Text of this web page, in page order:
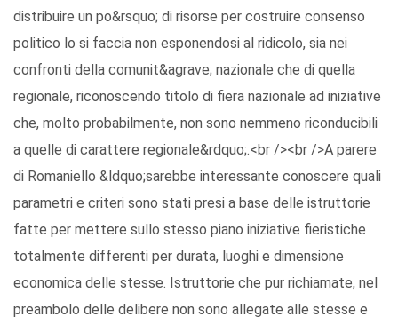
distribuire un po&rsquo; di risorse per costruire consenso
politico lo si faccia non esponendosi al ridicolo, sia nei
confronti della comunit&agrave; nazionale che di quella
regionale, riconoscendo titolo di fiera nazionale ad iniziative
che, molto probabilmente, non sono nemmeno riconducibili
a quelle di carattere regionale&rdquo;.<br /><br />A parere
di Romaniello &ldquo;sarebbe interessante conoscere quali
parametri e criteri sono stati presi a base delle istruttorie
fatte per mettere sullo stesso piano iniziative fieristiche
totalmente differenti per durata, luoghi e dimensione
economica delle stesse. Istruttorie che pur richiamate, nel
preambolo delle delibere non sono allegate alle stesse e